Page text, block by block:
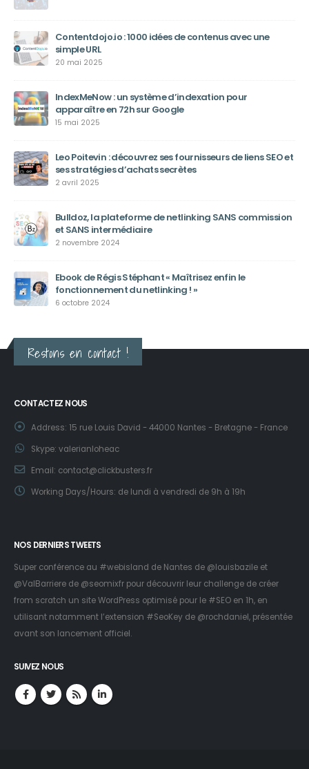
Contentdojo.io : 1000 idées de contenus avec une
simple URL
20 mai 2025
IndexMeNow : un système d’indexation pour
apparaître en 72h sur Google
15 mai 2025
Leo Poitevin : découvrez ses fournisseurs de liens SEO et
ses stratégies d’achats secrètes
2 avril 2025
Bulldoz, la plateforme de netlinking SANS commission
et SANS intermédiaire
2 novembre 2024
Ebook de Régis Stéphant « Maîtrisez enfin le
fonctionnement du netlinking ! »
6 octobre 2024
Restons en contact !
CONTACTEZ NOUS
Address: 15 rue Louis David - 44000 Nantes - Bretagne - France
Skype: valerianloheac
Email: contact@clickbusters.fr
Working Days/Hours: de lundi à vendredi de 9h à 19h
NOS DERNIERS TWEETS
Super conférence au #webisland de Nantes de @louisbazile et
@ValBarriere de @seomixfr pour découvrir leur challenge de créer
from scratch un site WordPress optimisé pour le #SEO en 1h, en
utilisant notamment l’extension #SeoKey de @rochdaniel, présentée
avant son lancement officiel.
SUIVEZ NOUS